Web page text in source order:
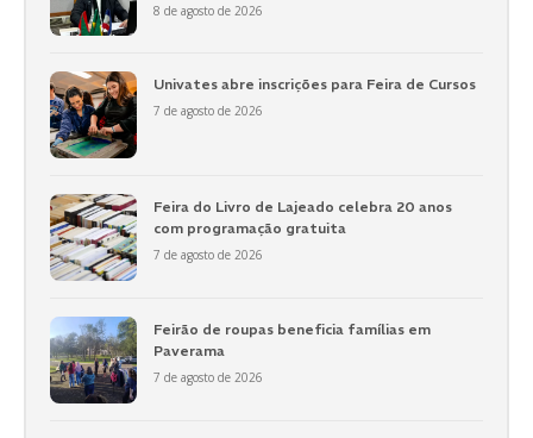
8 de agosto de 2026
Univates abre inscrições para Feira de Cursos
7 de agosto de 2026
Feira do Livro de Lajeado celebra 20 anos
com programação gratuita
7 de agosto de 2026
Feirão de roupas beneficia famílias em
Paverama
7 de agosto de 2026